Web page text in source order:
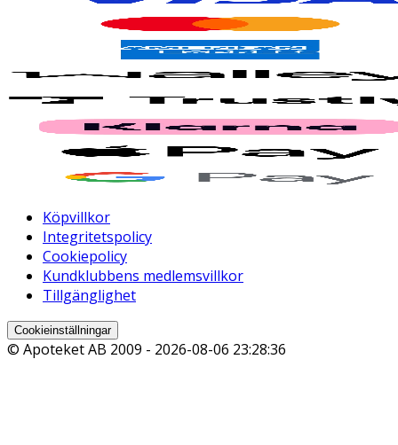
Köpvillkor
Integritetspolicy
Cookiepolicy
Kundklubbens medlemsvillkor
Tillgänglighet
Cookieinställningar
© Apoteket AB 2009 - 2026-08-06 23:28:36